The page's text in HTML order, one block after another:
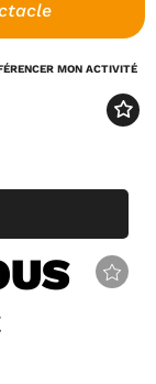
MON ACTIVITÉ